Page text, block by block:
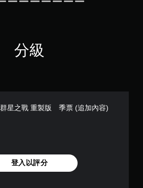
分級
星之戰 重製版 季票 (追加內容)
登入以評分